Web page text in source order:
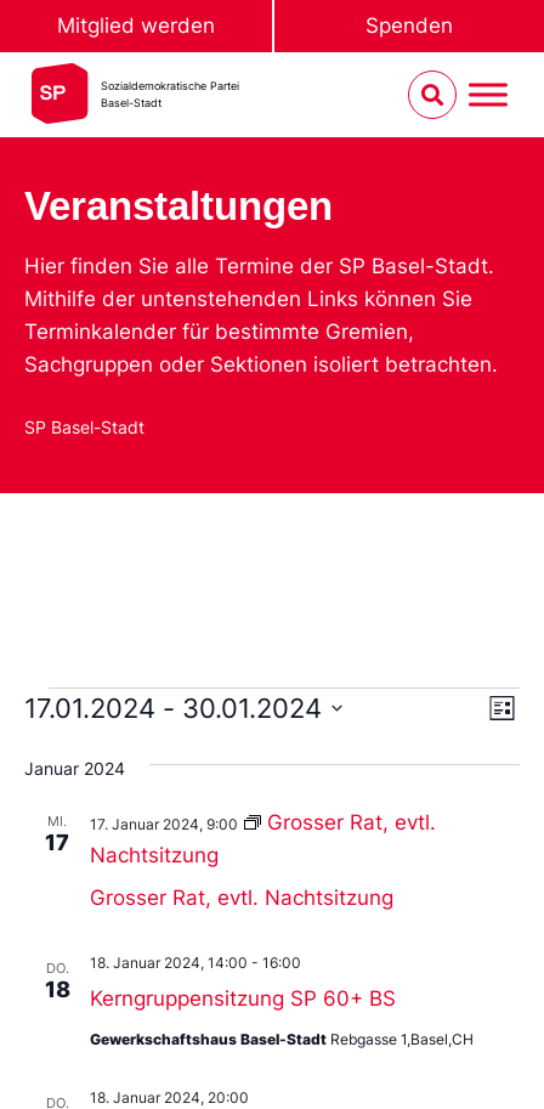
Mitglied werden Spenden
Sozialdemokratische Partei
Basel-Stadt
Veranstaltungen
Hier finden Sie alle Termine der SP Basel-Stadt.
Mithilfe der untenstehenden Links können Sie
Terminkalender für bestimmte Gremien,
Sachgruppen oder Sektionen isoliert betrachten.
SP Basel-Stadt
Liste
17.01.2024 - 30.01.2024
Sie
das
aus.
Januar 2024
MI.
17
Grosser Rat, evtl. Nachtsitzung
17. Januar 2024, 9:00
Grosser Rat, evtl.
Nachtsitzung
DO.
18 Kerngruppensitzung SP 60+ BS
18. Januar 2024, 14:00 - 16:00
Gewerkschaftshaus Basel-Stadt Rebgasse 1,Basel,CH
DO. 18. Januar 2024, 20:00